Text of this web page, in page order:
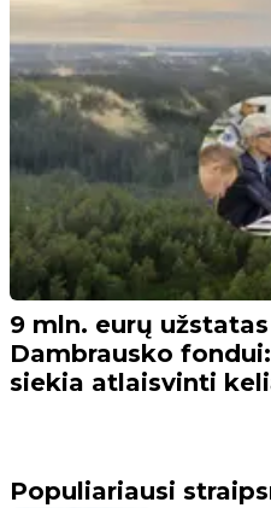
9 mln. eurų
Dambrausko
siekia atlaisvinti
Populiariausi